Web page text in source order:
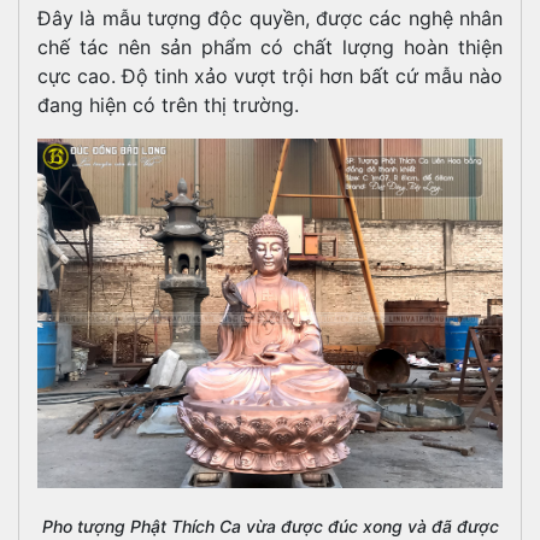
Đây là mẫu tượng độc quyền, được các nghệ nhân
chế tác nên sản phẩm có chất lượng hoàn thiện
cực cao. Độ tinh xảo vượt trội hơn bất cứ mẫu nào
đang hiện có trên thị trường.
Pho tượng Phật Thích Ca vừa được đúc xong và đã được